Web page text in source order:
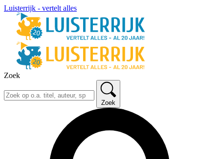
Luisterrijk - vertelt alles
Zoek
Zoek